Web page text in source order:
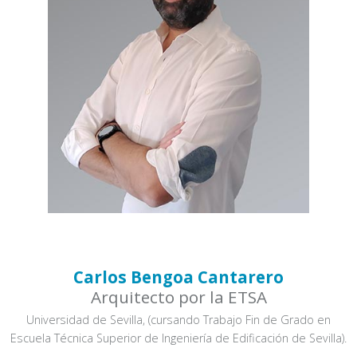
Carlos Bengoa Cantarero
Arquitecto por la ETSA
Universidad de Sevilla, (cursando Trabajo Fin de Grado en
Escuela Técnica Superior de Ingeniería de Edificación de Sevilla).